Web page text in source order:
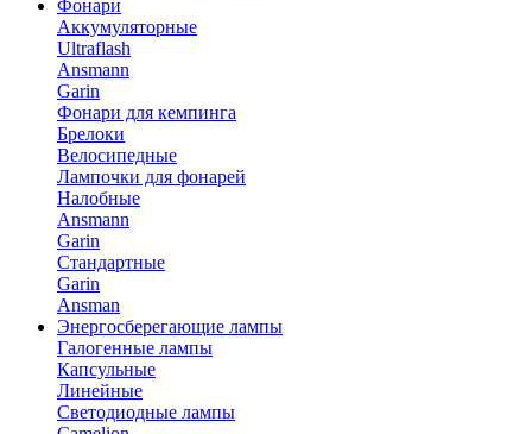
Фонари
Аккумуляторные
Ultraflash
Ansmann
Garin
Фонари для кемпинга
Брелоки
Велосипедные
Лампочки для фонарей
Налобные
Ansmann
Garin
Стандартные
Garin
Ansman
Энергосберегающие лампы
Галогенные лампы
Капсульные
Линейные
Светодиодные лампы